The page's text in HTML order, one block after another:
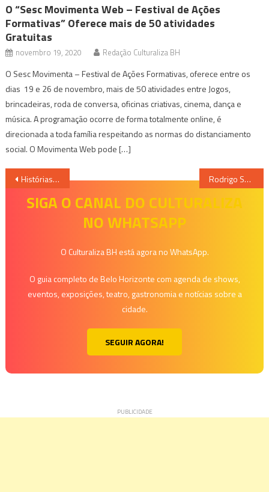
O “Sesc Movimenta Web – Festival de Ações
Formativas” Oferece mais de 50 atividades
Gratuitas
novembro 19, 2020 Redação Culturaliza BH
O Sesc Movimenta – Festival de Ações Formativas, oferece entre os
dias 19 e 26 de novembro, mais de 50 atividades entre Jogos,
brincadeiras, roda de conversa, oficinas criativas, cinema, dança e
música. A programação ocorre de forma totalmente online, é
direcionada a toda família respeitando as normas do distanciamento
social. O Movimenta Web pode […]
Navegação
Histórias – O Show do Século vai contar com tradução de libras Rodrigo Sant’Anna desembarca em Juiz de Fora neste domingo com o espetáculo “Atazanado”
SIGA O CANAL DO CULTURALIZA
NO WHATSAPP
O Culturaliza BH está agora no WhatsApp.
O guia completo de Belo Horizonte com agenda de shows,
eventos, exposições, teatro, gastronomia e notícias sobre a
cidade.
SEGUIR AGORA!